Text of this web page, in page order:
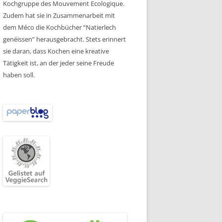
Kochgruppe des Mouvement Ecologique.
Zudem hat sie in Zusammenarbeit mit
dem Méco die Kochbücher “Natierlech
genéissen” herausgebracht. Stets erinnert
sie daran, dass Kochen eine kreative
Tätigkeit ist, an der jeder seine Freude
haben soll.